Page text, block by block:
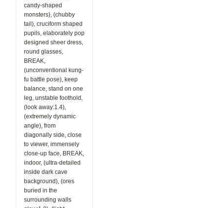
candy-shaped
monsters), (chubby
tail), cruciform shaped
pupils, elaborately pop
designed sheer dress,
round glasses,
BREAK,
(unconventional kung-
fu battle pose), keep
balance, stand on one
leg, unstable foothold,
(look away:1.4),
(extremely dynamic
angle), from
diagonally side, close
to viewer, immensely
close-up face, BREAK,
indoor, (ultra-detailed
inside dark cave
background), (ores
buried in the
surrounding walls